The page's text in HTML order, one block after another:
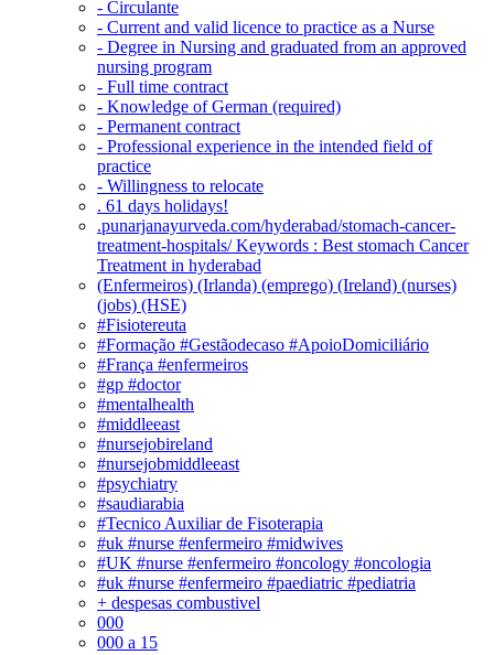
- Circulante
- Current and valid licence to practice as a Nurse
- Degree in Nursing and graduated from an approved
nursing program
- Full time contract
- Knowledge of German (required)
- Permanent contract
- Professional experience in the intended field of
practice
- Willingness to relocate
. 61 days holidays!
.punarjanayurveda.com/hyderabad/stomach-cancer-
treatment-hospitals/ Keywords : Best stomach Cancer
Treatment in hyderabad
(Enfermeiros) (Irlanda) (emprego) (Ireland) (nurses)
(jobs) (HSE)
#Fisiotereuta
#Formação #Gestãodecaso #ApoioDomiciliário
#França #enfermeiros
#gp #doctor
#mentalhealth
#middleeast
#nursejobireland
#nursejobmiddleeast
#psychiatry
#saudiarabia
#Tecnico Auxiliar de Fisoterapia
#uk #nurse #enfermeiro #midwives
#UK #nurse #enfermeiro #oncology #oncologia
#uk #nurse #enfermeiro #paediatric #pediatria
+ despesas combustivel
000
000 a 15